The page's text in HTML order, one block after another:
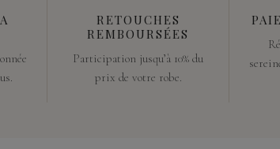
RETOUCHES
REMBOURSÉES
Participation jusqu’à 10% du
prix de votre robe.